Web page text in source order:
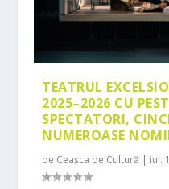
TEATRUL
2025–2026 CU
SPECTATORI,
NUMEROASE
de Ceașca de Cultură | iul.